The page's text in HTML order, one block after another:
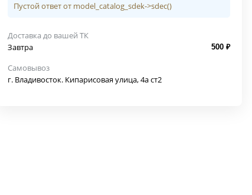
Пустой ответ от model_catalog_sdek->sdec()
Доставка до вашей ТК
Завтра
500 ₽
Самовывоз
г. Владивосток. Кипарисовая улица, 4а ст2